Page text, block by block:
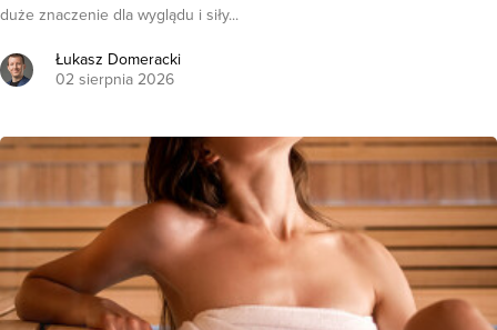
duże znaczenie dla wyglądu i siły...
Łukasz Domeracki
02 sierpnia 2026